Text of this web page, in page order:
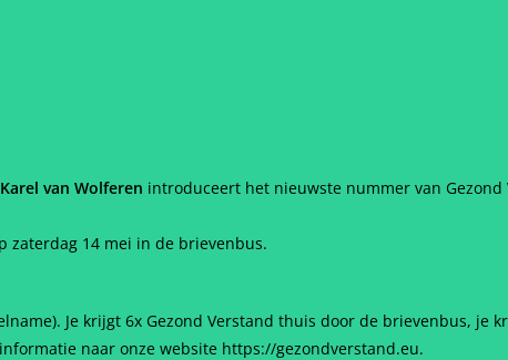
van Wolferen introduceert het nieuwste nummer van
zaterdag 14 mei in de brievenbus.
Je krijgt 6x Gezond Verstand thuis door de brievenbus, je
naar onze website https://gezondverstand.eu.